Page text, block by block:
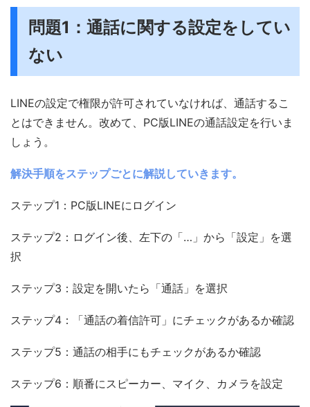
問題1：通話に関する設定をしてい
ない
LINEの設定で権限が許可されていなければ、通話するこ
とはできません。改めて、PC版LINEの通話設定を行いま
しょう。
解決手順をステップごとに解説していきます。
ステップ1：PC版LINEにログイン
ステップ2：ログイン後、左下の「…」から「設定」を選
択
ステップ3：設定を開いたら「通話」を選択
ステップ4：「通話の着信許可」にチェックがあるか確認
ステップ5：通話の相手にもチェックがあるか確認
ステップ6：順番にスピーカー、マイク、カメラを設定